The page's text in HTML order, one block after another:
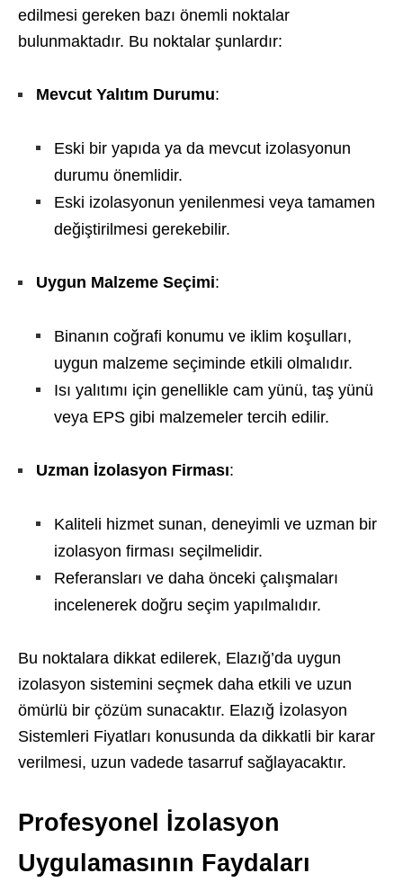
edilmesi gereken bazı önemli noktalar
bulunmaktadır. Bu noktalar şunlardır:
Mevcut Yalıtım Durumu:
Eski bir yapıda ya da mevcut izolasyonun
durumu önemlidir.
Eski izolasyonun yenilenmesi veya tamamen
değiştirilmesi gerekebilir.
Uygun Malzeme Seçimi:
Binanın coğrafi konumu ve iklim koşulları,
uygun malzeme seçiminde etkili olmalıdır.
Isı yalıtımı için genellikle cam yünü, taş yünü
veya EPS gibi malzemeler tercih edilir.
Uzman İzolasyon Firması:
Kaliteli hizmet sunan, deneyimli ve uzman bir
izolasyon firması seçilmelidir.
Referansları ve daha önceki çalışmaları
incelenerek doğru seçim yapılmalıdır.
Bu noktalara dikkat edilerek, Elazığ’da uygun
izolasyon sistemini seçmek daha etkili ve uzun
ömürlü bir çözüm sunacaktır. Elazığ İzolasyon
Sistemleri Fiyatları konusunda da dikkatli bir karar
verilmesi, uzun vadede tasarruf sağlayacaktır.
Profesyonel İzolasyon
Uygulamasının Faydaları